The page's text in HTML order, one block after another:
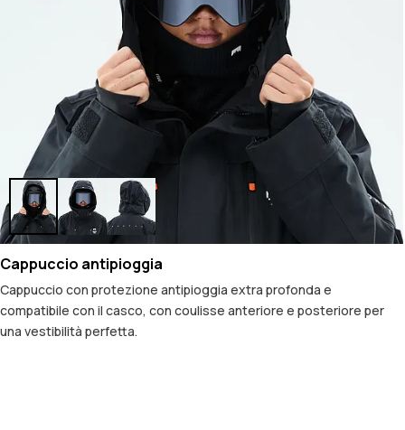
Cappuccio antipioggia
Cappuccio con protezione antipioggia extra profonda e
compatibile con il casco, con coulisse anteriore e posteriore per
una vestibilità perfetta.